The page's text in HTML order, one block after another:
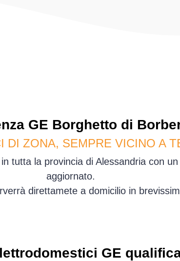
GE Borghetto di
DI ZONA, SEMPRE VICINO A
tutta la provincia di Alessandria con
aggiornato.
direttamete a domicilio in
GE